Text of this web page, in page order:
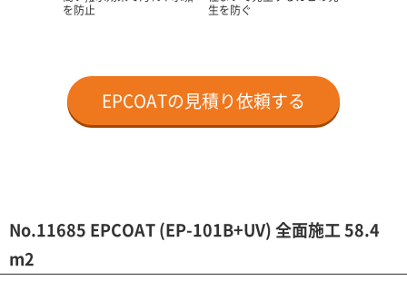
を防止
生を防ぐ
EPCOATの見積り依頼する
No.11685 EPCOAT (EP-101B+UV) 全面施工 58.4
m2